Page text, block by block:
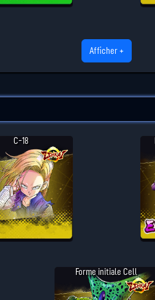
Afficher +
C-18
Forme initiale Cell